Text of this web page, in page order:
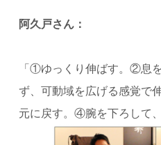
阿久戸さん：
「①ゆっくり伸ばす。②息
ず、可動域を広げる感覚で
元に戻す。④腕を下ろして、